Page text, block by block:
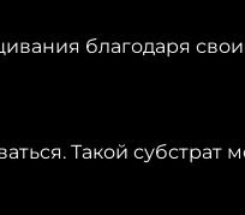
благодаря
Такой субстрат